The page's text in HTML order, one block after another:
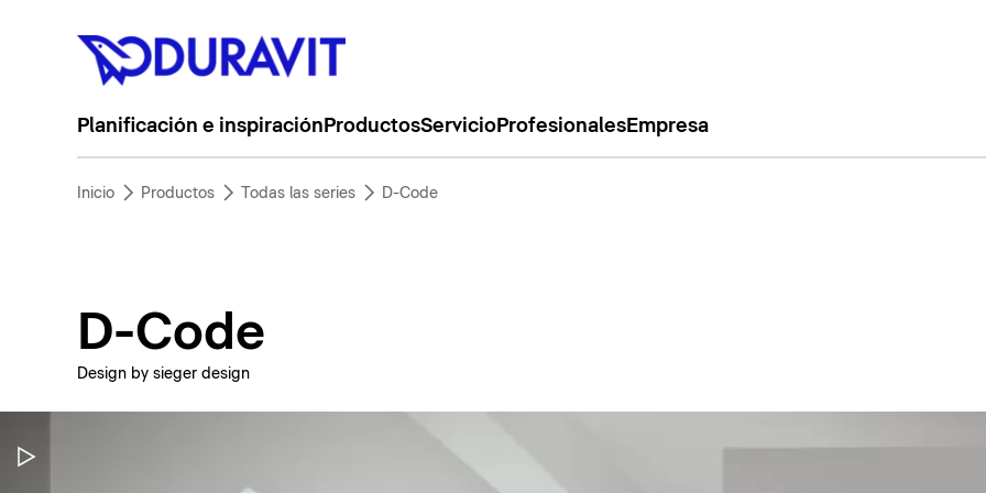
Planificación e inspiración ProductosServicioProfesionalesEmpresa
Inicio Productos Todas las series D-Code
D-Code
Design by sieger design
Pausar vídeo